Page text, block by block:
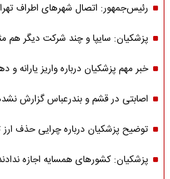
رئیس‌جمهور: اتصال شهرهای اطراف
پزشکیان: سایپا و چند شرکت دیگر هم
خبر مهم پزشکیان درباره واریز یارانه
اصابتی در قشم و بندرعباس گزارش نشده است؛
توضیح پزشکیان درباره چرایی حذف
پزشکیان: کشورهای همسایه اجازه